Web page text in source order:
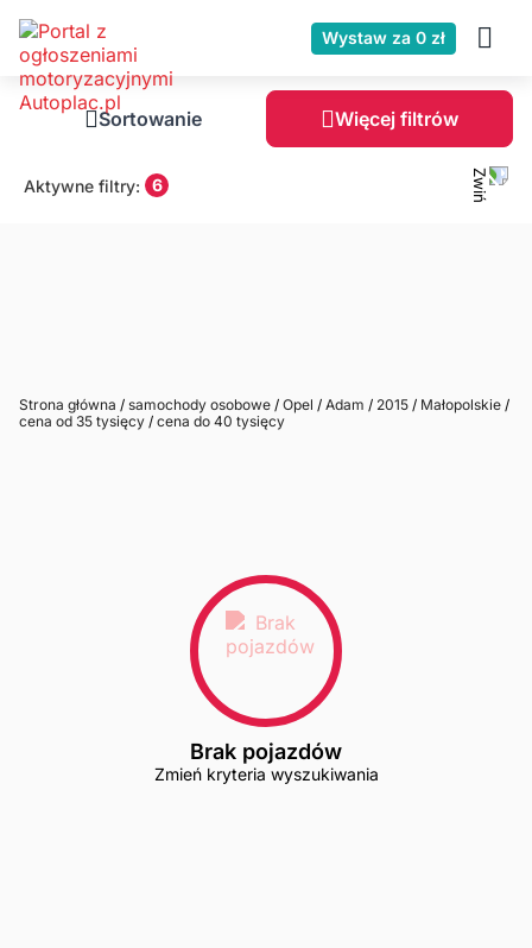
Wystaw za 0 zł
Sortowanie Więcej filtrów
Aktywne filtry: 6
Strona główna / samochody osobowe / Opel / Adam / 2015 / Małopolskie /
cena od 35 tysięcy / cena do 40 tysięcy
Brak pojazdów
Zmień kryteria wyszukiwania